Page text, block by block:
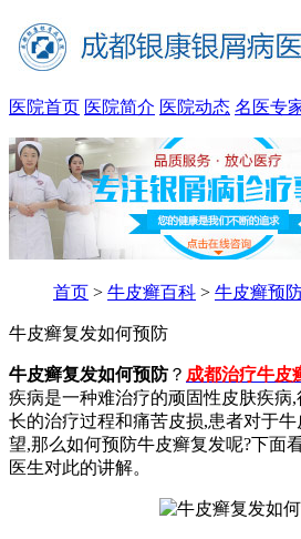
医院首页 医院简介 医院动态 名医专
首页 > 牛皮癣百科 > 牛皮癣预
牛皮癣复发如何预防
牛皮癣复发如何预防？ 成都治疗牛皮
疾病是一种难治疗的顽固性皮肤疾病
长的治疗过程和痛苦皮损,患者对于
望,那么如何预防牛皮癣复发呢?下面
医生对此的讲解。